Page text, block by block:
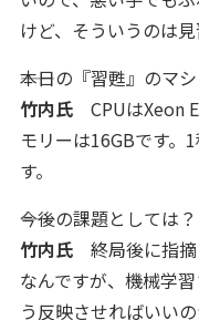
けど、そういうのは見
――本日の『習甦』のマ
竹内氏CPUはXeon
モリーは16GBです。
す。
――今後の課題としては？
竹内氏終局後に指摘
なんですが、機械学
う反映させればいい